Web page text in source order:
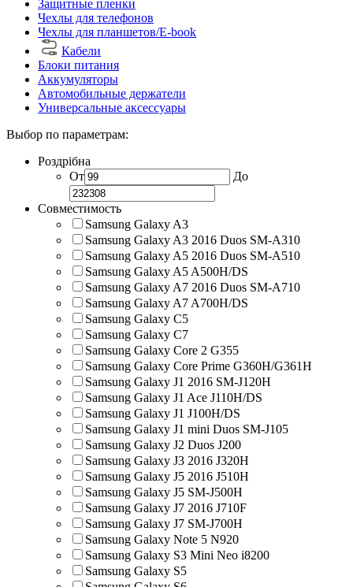
Защитные пленки
Чехлы для телефонов
Чехлы для планшетов/E-book
Кабели
Блоки питания
Аккумуляторы
Автомобильные держатели
Универсальные аксессуары
Выбор по параметрам:
Роздрібна
От
До
Совместимость
Samsung Galaxy A3
Samsung Galaxy A3 2016 Duos SM-A310
Samsung Galaxy A5 2016 Duos SM-A510
Samsung Galaxy A5 A500H/DS
Samsung Galaxy A7 2016 Duos SM-A710
Samsung Galaxy A7 A700H/DS
Samsung Galaxy C5
Samsung Galaxy C7
Samsung Galaxy Core 2 G355
Samsung Galaxy Core Prime G360H/G361H
Samsung Galaxy J1 2016 SM-J120H
Samsung Galaxy J1 Ace J110H/DS
Samsung Galaxy J1 J100H/DS
Samsung Galaxy J1 mini Duos SM-J105
Samsung Galaxy J2 Duos J200
Samsung Galaxy J3 2016 J320H
Samsung Galaxy J5 2016 J510H
Samsung Galaxy J5 SM-J500H
Samsung Galaxy J7 2016 J710F
Samsung Galaxy J7 SM-J700H
Samsung Galaxy Note 5 N920
Samsung Galaxy S3 Mini Neo i8200
Samsung Galaxy S5